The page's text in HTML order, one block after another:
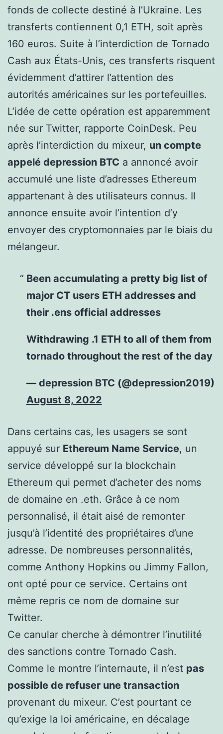
fonds de collecte destiné à l’Ukraine. Les
transferts contiennent 0,1 ETH, soit après
160 euros. Suite à l’interdiction de Tornado
Cash aux États-Unis, ces transferts risquent
évidemment d’attirer l’attention des
autorités américaines sur les portefeuilles.
L’idée de cette opération est apparemment
née sur Twitter, rapporte CoinDesk. Peu
après l’interdiction du mixeur, un compte
appelé depression BTC a annoncé avoir
accumulé une liste d’adresses Ethereum
appartenant à des utilisateurs connus. Il
annonce ensuite avoir l’intention d’y
envoyer des cryptomonnaies par le biais du
mélangeur.
Been accumulating a pretty big list of
major CT users ETH addresses and
their .ens official addresses
Withdrawing .1 ETH to all of them from
tornado throughout the rest of the day
— depression BTC (@depression2019)
August 8, 2022
Dans certains cas, les usagers se sont
appuyé sur Ethereum Name Service, un
service développé sur la blockchain
Ethereum qui permet d’acheter des noms
de domaine en .eth. Grâce à ce nom
personnalisé, il était aisé de remonter
jusqu’à l’identité des propriétaires d’une
adresse. De nombreuses personnalités,
comme Anthony Hopkins ou Jimmy Fallon,
ont opté pour ce service. Certains ont
même repris ce nom de domaine sur
Twitter.
Ce canular cherche à démontrer l’inutilité
des sanctions contre Tornado Cash.
Comme le montre l’internaute, il n’est pas
possible de refuser une transaction
provenant du mixeur. C’est pourtant ce
qu’exige la loi américaine, en décalage